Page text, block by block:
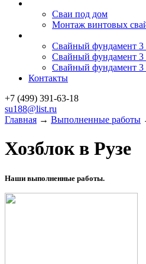
Сваи под дом
Монтаж винтовых
Свайный фундамент 3
Свайный фундамент 3
Свайный фундамент 3
Контакты
+7 (499) 391-63-18
su188@list.ru
Главная → Выполненные работы
Хозблок в Рузе
Наши выполненные работы.